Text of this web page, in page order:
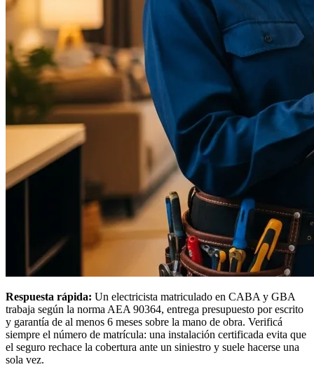
Respuesta rápida: Un electricista matriculado en CABA y GBA
trabaja según la norma AEA 90364, entrega presupuesto por escrito
y garantía de al menos 6 meses sobre la mano de obra. Verificá
siempre el número de matrícula: una instalación certificada evita que
el seguro rechace la cobertura ante un siniestro y suele hacerse una
sola vez.